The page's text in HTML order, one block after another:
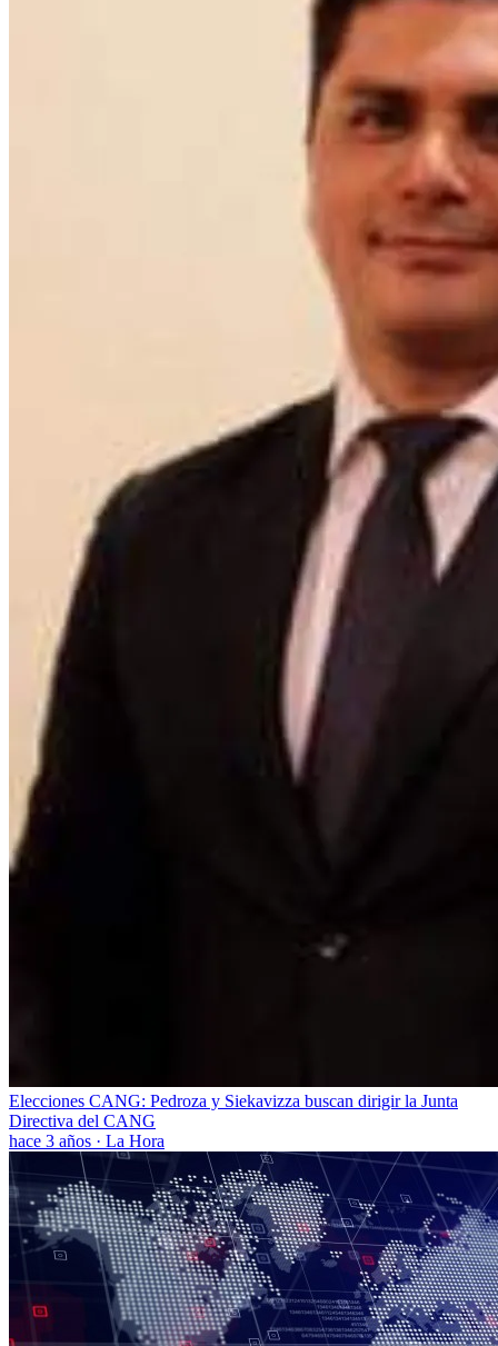
Elecciones CANG: Pedroza y Siekavizza buscan dirigir la Junta
Directiva del CANG
hace 3 años · La Hora